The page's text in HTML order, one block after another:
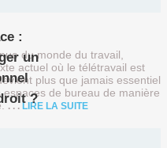
:
un
?
du monde du travail,
actuel où le télétravail est
plus que jamais essentiel
de bureau de manière
LIRE LA SUITE